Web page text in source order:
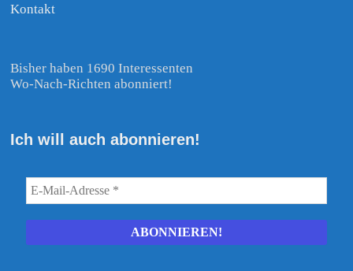
Kontakt
Bisher haben 1690 Interessenten
Wo-Nach-Richten abonniert!
Ich will auch abonnieren!